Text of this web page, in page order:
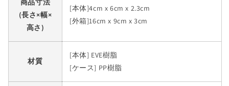
商品寸法
(長さ×幅×
高さ)
[本体]4cm x 6cm x 2.3cm
[外箱]16cm x 9cm x 3cm
材質
[本体] EVE樹脂
[ケース] PP樹脂